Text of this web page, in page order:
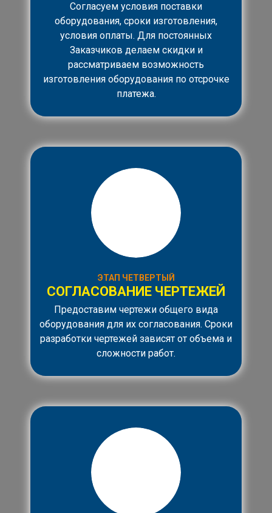
Согласуем условия поставки
оборудования, сроки изготовления,
условия оплаты. Для постоянных
Заказчиков делаем скидки и
рассматриваем возможность
изготовления оборудования по отсрочке
платежа.
ЭТАП ЧЕТВЕРТЫЙ
СОГЛАСОВАНИЕ ЧЕРТЕЖЕЙ
Предоставим чертежи общего вида
оборудования для их согласования. Сроки
разработки чертежей зависят от объема и
сложности работ.